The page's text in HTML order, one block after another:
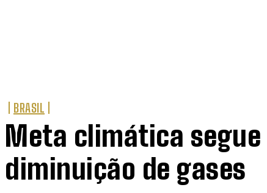
BRASIL
Meta climática
diminuição de gases